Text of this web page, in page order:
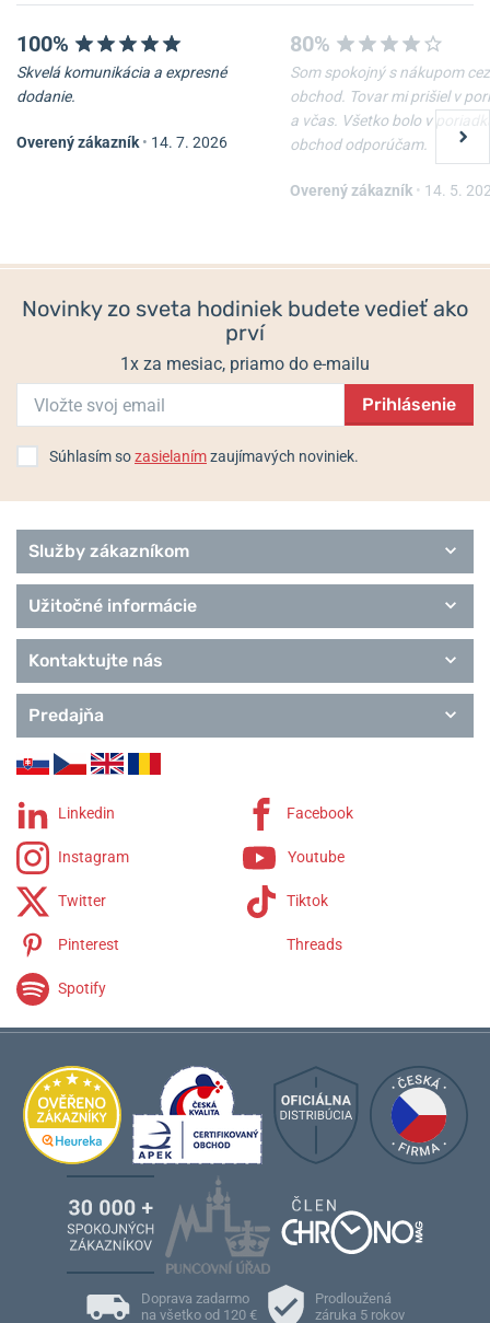
Box na hodinky Heisse &
288 €
Puzdro hodiniek Helveti
12 €
100%
Skvelá komunikácia a expresné
dodanie.
Overený zákazník • 14. 7. 2026
80%
Som spokojný s nákupom cez
obchod. Tovar mi prišiel v
a včas. Všetko bolo v
obchod odporúčam.
Overený zákazník • 14. 5.
Novinky zo sveta hodiniek budete vedieť ako
prví
1x za mesiac, priamo do e-mailu
Prihlásenie
Súhlasím sozasielanímzaujímavých noviniek.
Služby zákazníkom
Užitočné informácie
Kontaktujte nás
Predajňa
Linkedin Facebook
Instagram Youtube
Twitter Tiktok
Pinterest Threads
Spotify
Doprava zadarmo
na všetko od 120 €
Prodloužená
záruka 5 rokov